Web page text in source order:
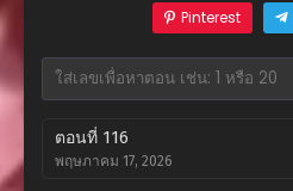
Pinterest
ตอนที่ 116
พฤษภาคม 17, 2026